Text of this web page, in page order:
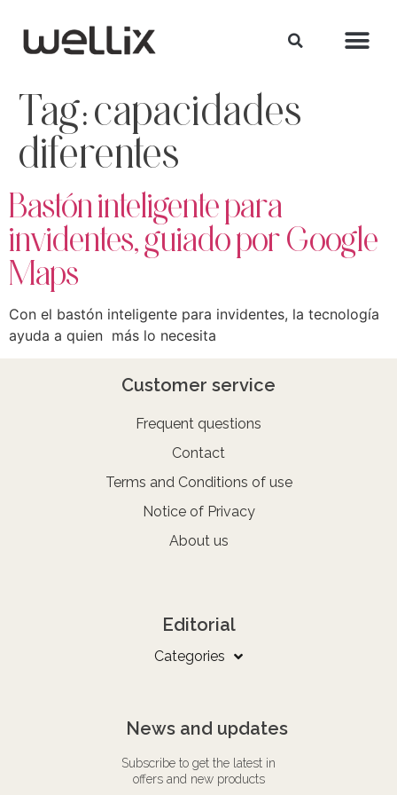
Tag:capacidades
diferentes
Bastón inteligente para
invidentes, guiado por Google
Maps
Con el bastón inteligente para invidentes, la tecnología
ayuda a quien más lo necesita
Customer service
Frequent questions
Contact
Terms and Conditions of use
Notice of Privacy
About us
Editorial
Categories
News and updates
Subscribe to get the latest in
offers and new products